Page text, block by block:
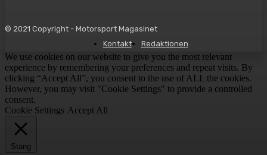
© 2021 Copyright - Motorsport Magasinet
Kontakt
Redaktionen
We use cookies on our website to give you the most relevant
experience by remembering your preferences and repeat visits. By
clicking “Accept All”, you consent to the use of ALL the cookies.
However, you may visit "Cookie Settings" to provide a controlled
consent.
Cookie Settings Accept All
Stäng